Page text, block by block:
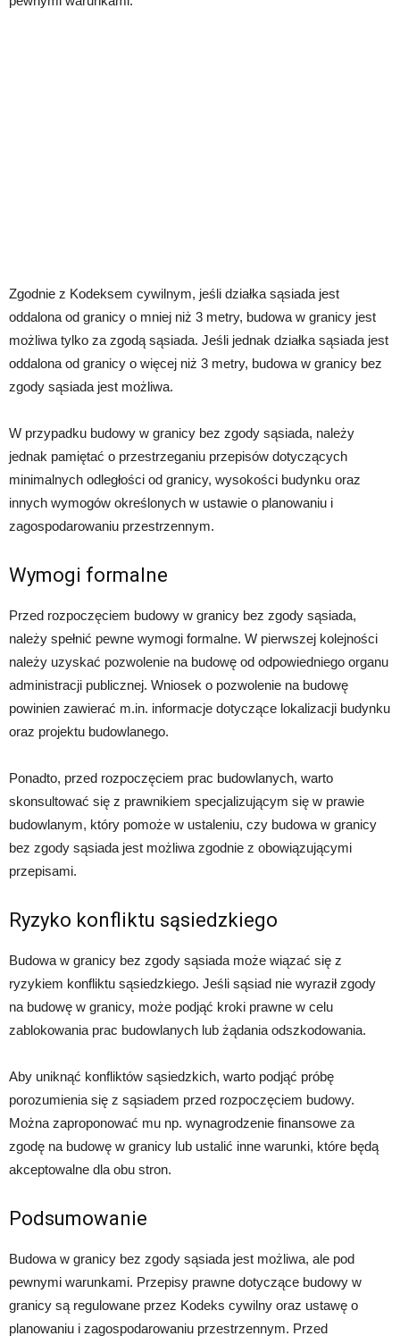
Zgodnie z Kodeksem cywilnym, jeśli działka sąsiada jest
oddalona od granicy o mniej niż 3 metry, budowa w granicy jest
możliwa tylko za zgodą sąsiada. Jeśli jednak działka sąsiada jest
oddalona od granicy o więcej niż 3 metry, budowa w granicy bez
zgody sąsiada jest możliwa.
W przypadku budowy w granicy bez zgody sąsiada, należy
jednak pamiętać o przestrzeganiu przepisów dotyczących
minimalnych odległości od granicy, wysokości budynku oraz
innych wymogów określonych w ustawie o planowaniu i
zagospodarowaniu przestrzennym.
Wymogi formalne
Przed rozpoczęciem budowy w granicy bez zgody sąsiada,
należy spełnić pewne wymogi formalne. W pierwszej kolejności
należy uzyskać pozwolenie na budowę od odpowiedniego organu
administracji publicznej. Wniosek o pozwolenie na budowę
powinien zawierać m.in. informacje dotyczące lokalizacji budynku
oraz projektu budowlanego.
Ponadto, przed rozpoczęciem prac budowlanych, warto
skonsultować się z prawnikiem specjalizującym się w prawie
budowlanym, który pomoże w ustaleniu, czy budowa w granicy
bez zgody sąsiada jest możliwa zgodnie z obowiązującymi
przepisami.
Ryzyko konfliktu sąsiedzkiego
Budowa w granicy bez zgody sąsiada może wiązać się z
ryzykiem konfliktu sąsiedzkiego. Jeśli sąsiad nie wyraził zgody
na budowę w granicy, może podjąć kroki prawne w celu
zablokowania prac budowlanych lub żądania odszkodowania.
Aby uniknąć konfliktów sąsiedzkich, warto podjąć próbę
porozumienia się z sąsiadem przed rozpoczęciem budowy.
Można zaproponować mu np. wynagrodzenie finansowe za
zgodę na budowę w granicy lub ustalić inne warunki, które będą
akceptowalne dla obu stron.
Podsumowanie
Budowa w granicy bez zgody sąsiada jest możliwa, ale pod
pewnymi warunkami. Przepisy prawne dotyczące budowy w
granicy są regulowane przez Kodeks cywilny oraz ustawę o
planowaniu i zagospodarowaniu przestrzennym. Przed